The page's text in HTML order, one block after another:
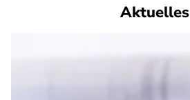
Aktuelles